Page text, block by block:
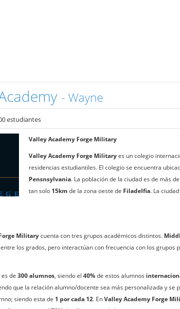
- Wayne
estudiantes
Valley Academy Forge Military
Valley Academy Forge Militaryes un colegio
residencias estudiantiles. El colegio se encuentra
Pensnsylvania. La población de la ciudad es de más de
tan solo 15km de la zona oeste de Filadelfia. La
Militarycuenta con tres grupos académicos distintos.
los grados, pero interactúan con frecuencia con los grupos
de 300 alumnos, siendo el 40%de estos alumnos
que la relación alumno/docente sea más personalizada y se
siendo esta de 1 por cada 12. EnValley Academy Forge